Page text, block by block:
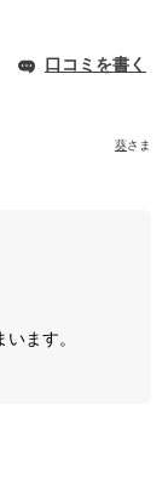
口コミを書く
葵さま
ます。